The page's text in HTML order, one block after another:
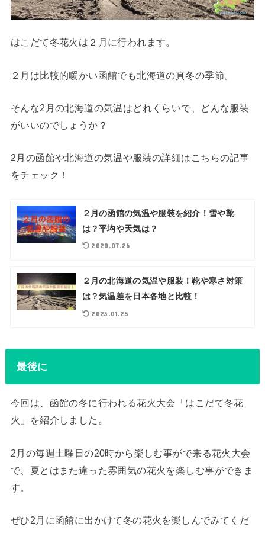
はこだて冬花火は２月に行われます。
２月は比較的暖かい函館でも北海道の真冬の季節。
そんな2月の北海道の気温はどれくらいで、どんな服装
がいいのでしょうか？
2月の函館や北海道の気温や服装の詳細はこちらの記事
をチェック！
２月の函館の気温や服装を紹介！雪や靴
は？平均や天気は？
2020.07.26
２月の北海道の気温や服装！靴や寒さ対策
は？気温差を日本各地と比較！
2023.01.25
最後に
今回は、函館の冬に行われる花火大会「はこだて冬花
火」を紹介しました。
2月の毎週土曜日の20時から楽しむ事がで来る花火大会
で、夏とはまた違った雰囲気の花火を楽しむ事ができま
す。
ぜひ2月に函館に出かけて冬の花火を楽しんでみてくだ